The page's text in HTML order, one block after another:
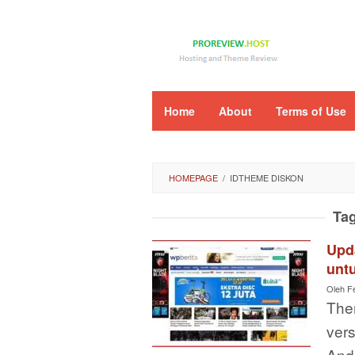
Home About Terms of Use
HOMEPAGE / IDTHEME DISKON
Oleh